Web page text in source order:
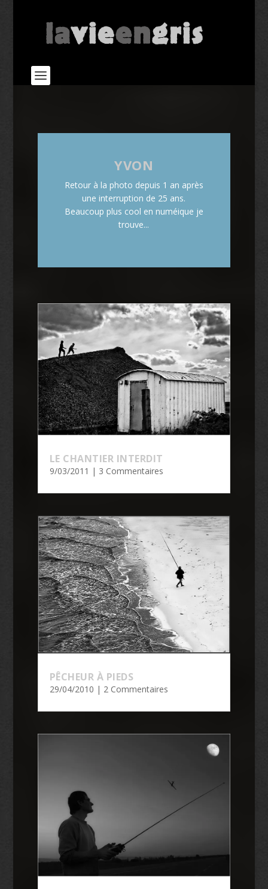
YVON
Retour à la photo depuis 1 an après
une interruption de 25 ans.
Beaucoup plus cool en numéique je
trouve...
LE CHANTIER INTERDIT
9/03/2011 | 3 Commentaires
PÊCHEUR À PIEDS
29/04/2010 | 2 Commentaires